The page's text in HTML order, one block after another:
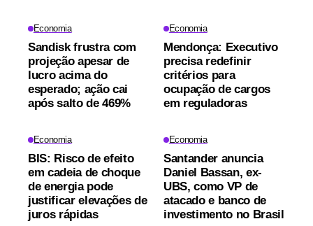
Economia
Sandisk frustra com
projeção apesar de
lucro acima do
esperado; ação cai
após salto de 469%
Economia
Mendonça: Executivo
precisa redefinir
critérios para
ocupação de cargos
em reguladoras
Economia
BIS: Risco de efeito
em cadeia de choque
de energia pode
justificar elevações de
juros rápidas
Economia
Santander anuncia
Daniel Bassan, ex-
UBS, como VP de
atacado e banco de
investimento no Brasil